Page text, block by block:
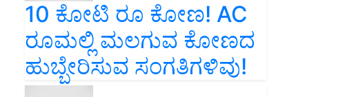
10 ಕೋಟಿ ರೂ ಕೋಣ! AC
ರೂಮಲ್ಲಿ ಮಲಗುವ ಕೋಣದ
ಹುಬ್ಬೇರಿಸುವ ಸಂಗತಿಗಳಿವು!